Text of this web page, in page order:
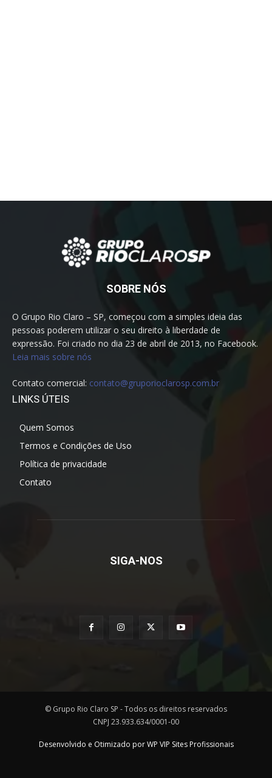
SOBRE NÓS
O Grupo Rio Claro – SP, começou com a simples ideia das
pessoas poderem utilizar o seu direito à liberdade de
expressão. Foi criado no dia 23 de abril de 2013, no Facebook.
Leia mais sobre nós
Contato comercial: contato@gruporioclarosp.com.br
LINKS ÚTEIS
Quem Somos
Termos e Condições de Uso
Política de privacidade
Contato
SIGA-NOS
© Grupo Rio Claro SP - Todos os direitos reservados
CNPJ 23.933.634/0001-00
Desenvolvido e Otimizado por WP VIP Sites Profissionais